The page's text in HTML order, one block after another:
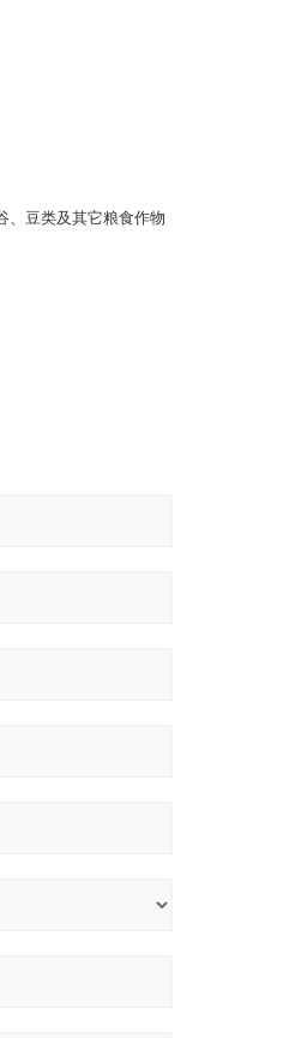
、豆类及其它粮食作物